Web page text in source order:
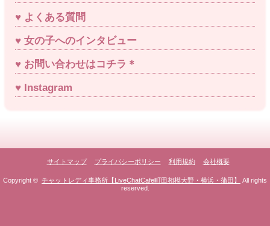
よくある質問
女の子へのインタビュー
お問い合わせはコチラ＊
Instagram
サイトマップ プライバシーポリシー 利用規約 会社概要
Copyright © チャットレディ事務所【LiveChatCafe町田相模大野・横浜・蒲田】
All rights
reserved.